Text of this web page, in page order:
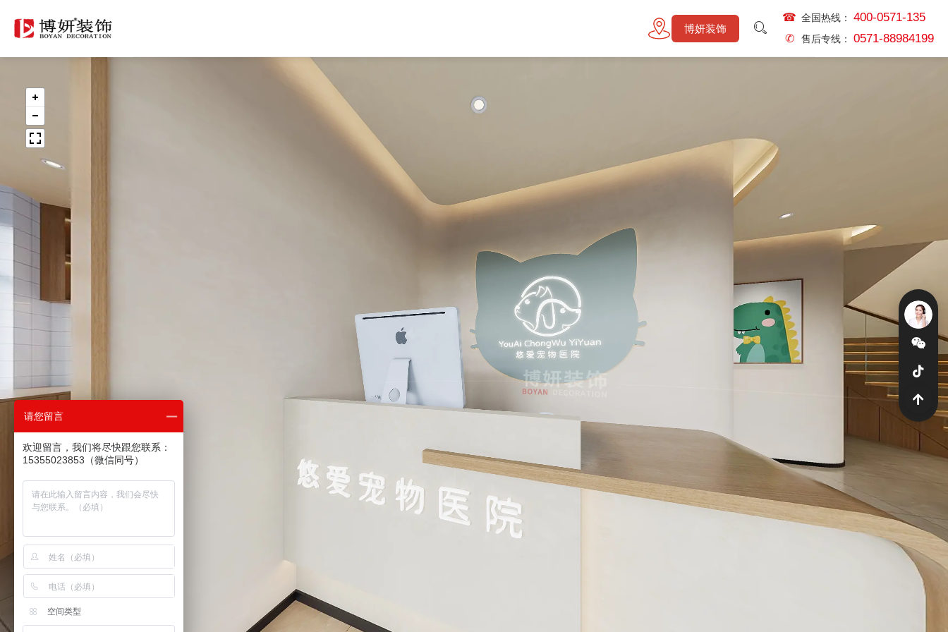
博妍装饰
☎ 全国热线： 400-0571-135
✆ 售后专线： 0571-88984199
经典案例
办公空间
酒店公寓
餐饮空间
教育培训
医疗美容
运动健身
商业展厅
特色店铺
娱乐休闲
浙江·杭州·通运路168号南北盛德国际1幢20层
电话：0571-88984199
邮箱：boyanzs@163.com
关注我们
@2009-2025 博妍装饰 保留所有权利。
请您留言
欢迎留言，我们将尽快跟您联系：
15355023853（微信同号）
空间类型